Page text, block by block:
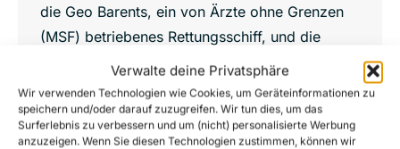
Verwalte deine Privatsphäre
Wir verwenden Technologien wie Cookies, um Geräteinformationen zu
speichern und/oder darauf zuzugreifen. Wir tun dies, um das
Surferlebnis zu verbessern und um (nicht) personalisierte Werbung
anzuzeigen. Wenn Sie diesen Technologien zustimmen, können wir
die Geo Barents, ein von Ärzte ohne Grenzen
(MSF) betriebenes Rettungsschiff, und die
Ocean Viking, ein von…
Details